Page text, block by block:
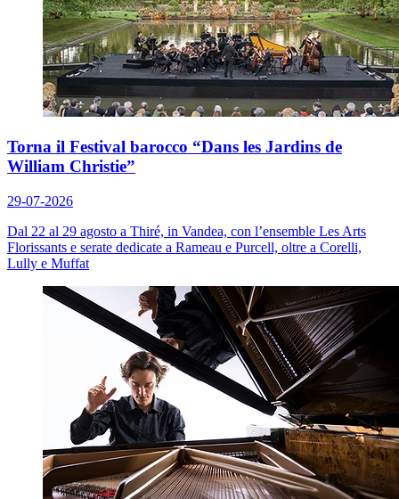
Torna il Festival barocco “Dans les Jardins de
William Christie”
29-07-2026
Dal 22 al 29 agosto a Thiré, in Vandea, con l’ensemble Les Arts
Florissants e serate dedicate a Rameau e Purcell, oltre a Corelli,
Lully e Muffat